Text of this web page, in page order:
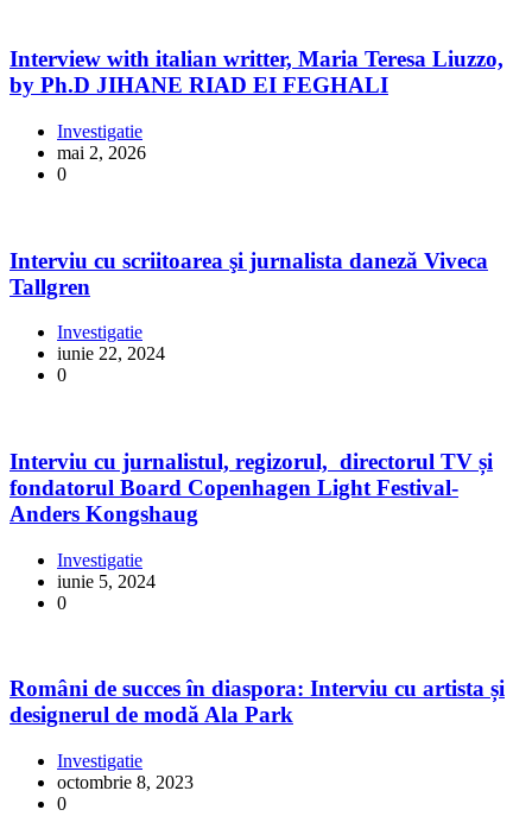
Interview with italian writter, Maria Teresa Liuzzo,
by Ph.D JIHANE RIAD EI FEGHALI
Investigatie
mai 2, 2026
0
Interviu cu scriitoarea şi jurnalista daneză Viveca
Tallgren
Investigatie
iunie 22, 2024
0
Interviu cu jurnalistul, regizorul, directorul TV și
fondatorul Board Copenhagen Light Festival-
Anders Kongshaug
Investigatie
iunie 5, 2024
0
Români de succes în diaspora: Interviu cu artista și
designerul de modă Ala Park
Investigatie
octombrie 8, 2023
0